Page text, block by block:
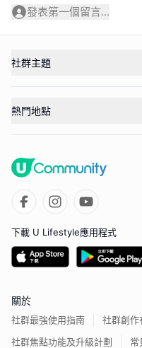
發表第一個留言...
社群主題
熱門地點
下載 U Lifestyle應用程式
關於
社群最強使用指南
社群創作
社群焦點功能及升級計劃
常